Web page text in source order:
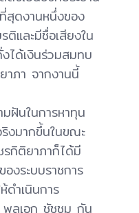
สุดงานหนึ่งของ
และมีชื่อเสียงใน
ได้เงินร่วมสมทบ
าภา จากงานนี้
ฝันในการหาทุน
งมากขึ้นในขณะ
รกิติยาภาก็ได้มี
งระบบราชการ
ดำเนินการ
ลเอก ชัชชม กัน